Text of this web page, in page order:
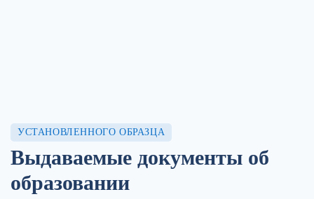
УСТАНОВЛЕННОГО ОБРАЗЦА
Выдаваемые документы об
образовании